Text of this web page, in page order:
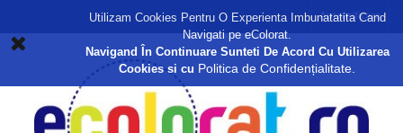
Autentificare
Utilizam Cookies Pentru O Experienta Imbunatatita Cand
Navigati pe eColorat.
Navigand În Continuare Sunteti De Acord Cu Utilizarea
Cookies si cu Politica de Confidențialitate.